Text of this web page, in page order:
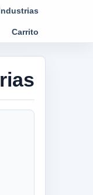
Carrito